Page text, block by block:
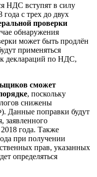
НДС вступят в силу
года с трех до двух
проверки
обнаружения
может быть продлён
применяться
деклараций по НДС,
сможет
, поскольку
снижены
). Данные поправки будут
заявленного
года. Также
при получении
прав, указанных
определяться